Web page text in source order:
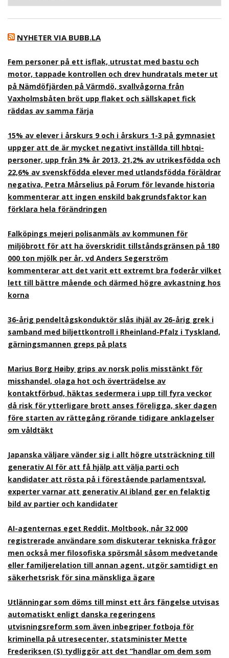
NYHETER VIA BUBB.LA
Fem personer på ett isflak, utrustat med bastu och
motor, tappade kontrollen och drev hundratals meter ut
på Nämdöfjärden på Värmdö, svallvågorna från
Vaxholmsbåten bröt upp flaket och sällskapet fick
räddas av samma färja
15% av elever i årskurs 9 och i årskurs 1-3 på gymnasiet
uppger att de är mycket negativt inställda till hbtqi-
personer, upp från 3% år 2013, 21,2% av utrikesfödda och
22,6% av svenskfödda elever med utlandsfödda föräldrar
negativa, Petra Mårselius på Forum för levande historia
kommenterar att ingen enskild bakgrundsfaktor kan
förklara hela förändringen
Falköpings mejeri polisanmäls av kommunen för
miljöbrott för att ha överskridit tillståndsgränsen på 180
000 ton mjölk per år, vd Anders Segerström
kommenterar att det varit ett extremt bra foderår vilket
lett till bättre mående och därmed högre avkastning hos
korna
36-årig pendeltågskonduktör slås ihjäl av 26-årig grek i
samband med biljettkontroll i Rheinland-Pfalz i Tyskland,
gärningsmannen greps på plats
Marius Borg Høiby grips av norsk polis misstänkt för
misshandel, olaga hot och överträdelse av
kontaktförbud, häktas sedermera i upp till fyra veckor
då risk för ytterligare brott anses föreligga, sker dagen
före starten av rättegång rörande tidigare anklagelser
om våldtäkt
Japanska väljare vänder sig i allt högre utsträckning till
generativ AI för att få hjälp att välja parti och
kandidater att rösta på i förestående parlamentsval,
experter varnar att generativ AI ibland ger en felaktig
bild av partier och kandidater
AI-agenternas eget Reddit, Moltbook, når 32 000
registrerade användare som diskuterar tekniska frågor
men också mer filosofiska spörsmål såsom medvetande
eller familjerelation till annan agent, utgör samtidigt en
säkerhetsrisk för sina mänskliga ägare
Utlänningar som döms till minst ett års fängelse utvisas
automatiskt enligt danska regeringens
utvisningsreform som även inbegriper fotboja för
kriminella på utresecenter, statsminister Mette
Frederiksen (S) tydliggör att det ”handlar om dem som